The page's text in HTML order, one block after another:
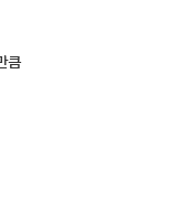
큼